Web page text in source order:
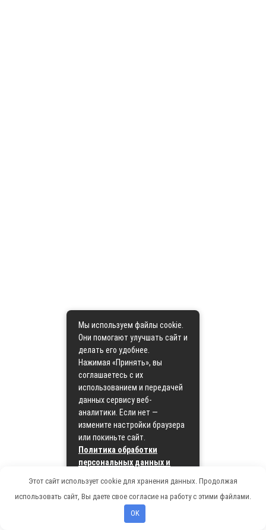
Мы используем файлы cookie.
Они помогают улучшать сайт и
делать его удобнее.
Нажимая «Принять», вы
соглашаетесь с их
использованием и передачей
данных сервису веб-
аналитики. Если нет —
измените настройки браузера
или покиньте сайт.
Политика обработки
персональных данных и
Принять
Этот сайт использует cookie для хранения данных. Продолжая
использовать сайт, Вы даете свое согласие на работу с этими файлами.
OK